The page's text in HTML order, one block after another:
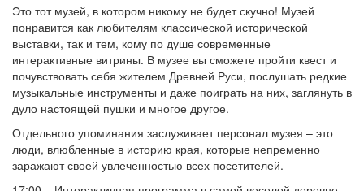
Это тот музей, в котором никому не будет скучно! Музей
понравится как любителям классической исторической
выставки, так и тем, кому по душе современные
интерактивные витрины. В музее вы сможете пройти квест и
почувствовать себя жителем Древней Руси, послушать редкие
музыкальные инструменты и даже поиграть на них, заглянуть в
дуло настоящей пушки и многое другое.
Отдельного упоминания заслуживает персонал музея – это
люди, влюбленные в историю края, которые непременно
заражают своей увлеченностью всех посетителей.